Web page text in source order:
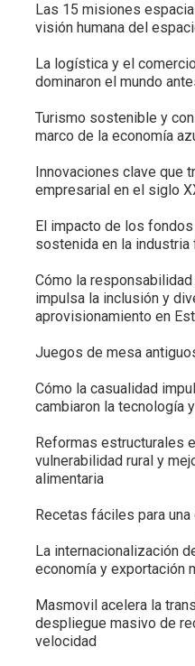
Las 15 misiones
visión humana del
La logística y el
dominaron el mundo
Turismo sostenible y
marco de la economía
Innovaciones clave que
empresarial en el siglo
El impacto de los
sostenida en la industria
Cómo la
impulsa la inclusión y
aprovisionamiento en
Juegos de mesa
Cómo la casualidad
cambiaron la tecnología
Reformas estructurales
vulnerabilidad rural y
alimentaria
Recetas fáciles para
La internacionalización
economía y exportación
Masmovil acelera la
despliegue masivo de
velocidad